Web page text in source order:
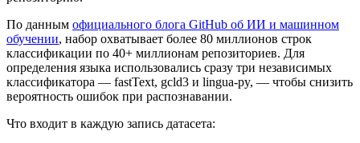
По данным официального блога GitHub об ИИ и машинном
обучении, набор охватывает более 80 миллионов строк
классификации по 40+ миллионам репозиториев. Для
определения языка использовались сразу три независимых
классификатора — fastText, gcld3 и lingua-py, — чтобы снизить
вероятность ошибок при распознавании.
Что входит в каждую запись датасета: